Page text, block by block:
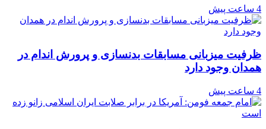
4 ساعت پیش
ظرفیت میزبانی مسابقات بدنسازی و پرورش اندام در
همدان وجود دارد
4 ساعت پیش